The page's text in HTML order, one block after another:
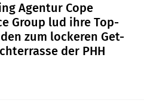
Agentur Cope
Group lud ihre Top-
zum lockeren Get-
der PHH